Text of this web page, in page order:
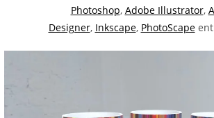
Photoshop, Adobe Illustrator,
Designer, Inkscape, PhotoScape